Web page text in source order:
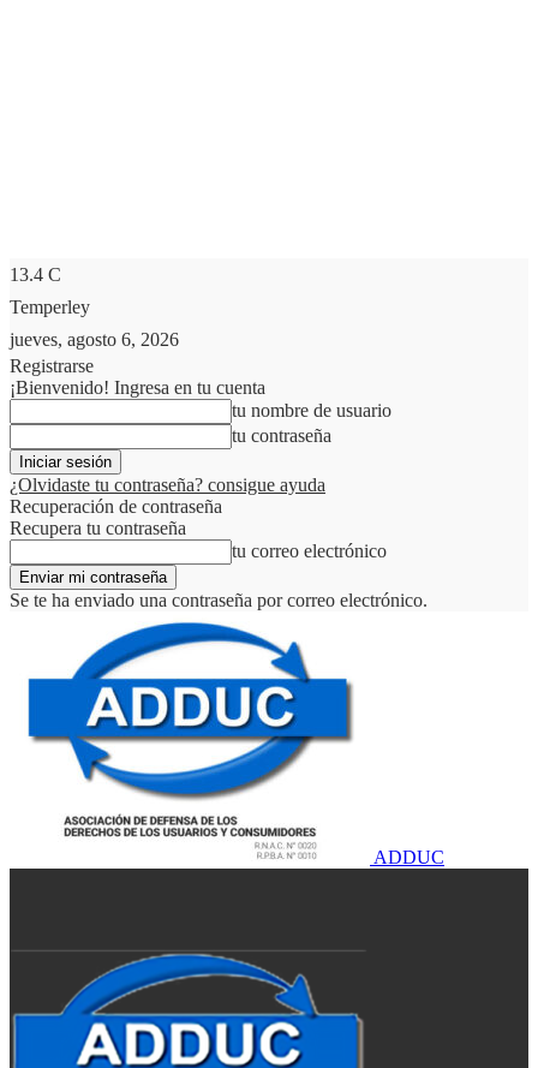
13.4 C
Temperley
jueves, agosto 6, 2026
Registrarse
¡Bienvenido! Ingresa en tu cuenta
tu nombre de usuario
tu contraseña
¿Olvidaste tu contraseña? consigue ayuda
Recuperación de contraseña
Recupera tu contraseña
tu correo electrónico
Se te ha enviado una contraseña por correo electrónico.
ADDUC